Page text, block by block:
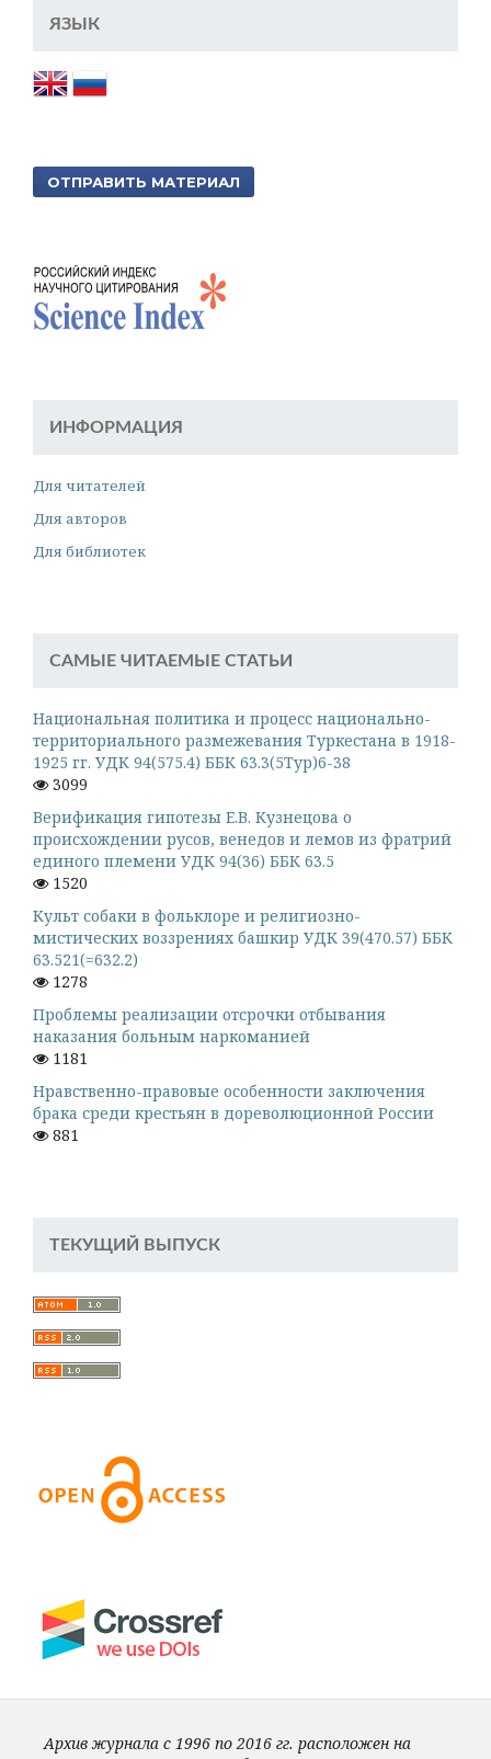
ЯЗЫК
ОТПРАВИТЬ МАТЕРИАЛ
ИНФОРМАЦИЯ
Для читателей
Для авторов
Для библиотек
САМЫЕ ЧИТАЕМЫЕ СТАТЬИ
Национальная политика и процесс национально-
территориального размежевания Туркестана в 1918-
1925 гг. УДК 94(575.4) ББК 63.3(5Тур)6-38
3099
Верификация гипотезы Е.В. Кузнецова о
происхождении русов, венедов и лемов из фратрий
единого племени УДК 94(36) ББК 63.5
1520
Культ собаки в фольклоре и религиозно-
мистических воззрениях башкир УДК 39(470.57) ББК
63.521(=632.2)
1278
Проблемы реализации отсрочки отбывания
наказания больным наркоманией
1181
Нравственно-правовые особенности заключения
брака среди крестьян в дореволюционной России
881
ТЕКУЩИЙ ВЫПУСК
Архив журнала с 1996 по 2016 гг. расположен на